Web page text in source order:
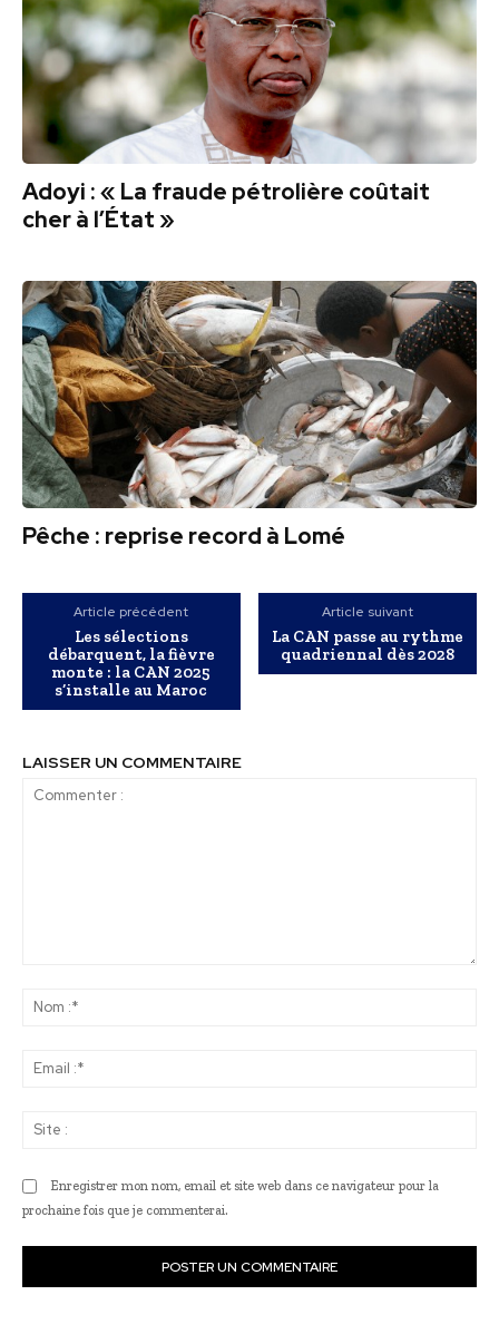
Adoyi : « La fraude pétrolière coûtait
cher à l’État »
Pêche : reprise record à Lomé
Article précédent
Les sélections
débarquent, la fièvre
monte : la CAN 2025
s’installe au Maroc
Article suivant
La CAN passe au rythme
quadriennal dès 2028
LAISSER UN COMMENTAIRE
Enregistrer mon nom, email et site web dans ce navigateur pour la
prochaine fois que je commenterai.